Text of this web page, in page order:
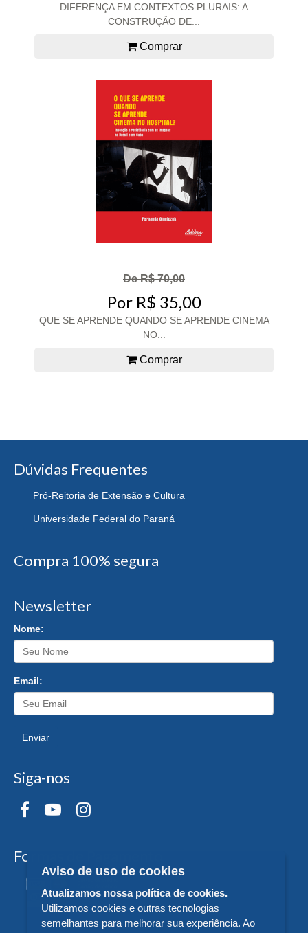
DIFERENÇA EM CONTEXTOS PLURAIS: A
CONSTRUÇÃO DE...
Comprar
De R$ 70,00
Por R$ 35,00
QUE SE APRENDE QUANDO SE APRENDE CINEMA
NO...
Comprar
Dúvidas Frequentes
Pró-Reitoria de Extensão e Cultura
Universidade Federal do Paraná
Compra 100% segura
Newsletter
Nome:
Email:
Enviar
Siga-nos
Formas de Pagamento
Aviso de uso de cookies
Atualizamos nossa política de cookies.
Utilizamos cookies e outras tecnologias
semelhantes para melhorar sua experiência. Ao